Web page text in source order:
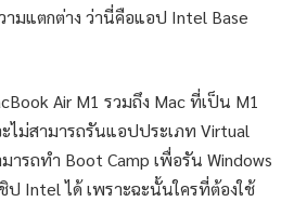
มแตกต่าง ว่านี่คือแอป Intel Base
Air M1 รวมถึง Mac ที่เป็น M1
ไม่สามารถรันแอปประเภท Virtual
ารถทำ Boot Camp เพื่อรัน Windows
Intel ได้ เพราะฉะนั้นใครที่ต้องใช้